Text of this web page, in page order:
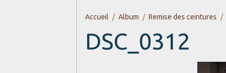
Accueil Album Remise des ceintures
DSC_0312